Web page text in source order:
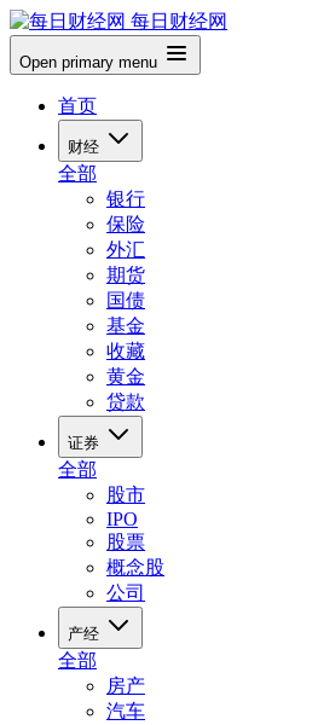
每日财经网
Open primary menu
首页
财经
全部
银行
保险
外汇
期货
国债
基金
收藏
黄金
贷款
证券
全部
股市
IPO
股票
概念股
公司
产经
全部
房产
汽车